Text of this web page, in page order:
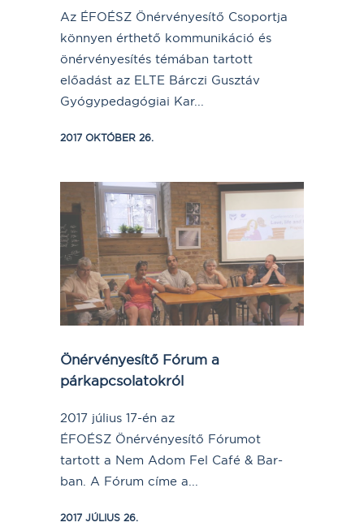
Az ÉFOÉSZ Önérvényesítő Csoportja
könnyen érthető kommunikáció és
önérvényesítés témában tartott
előadást az ELTE Bárczi Gusztáv
Gyógypedagógiai Kar...
2017 OKTÓBER 26.
Önérvényesítő Fórum a
párkapcsolatokról
2017 július 17-én az
ÉFOÉSZ Önérvényesítő Fórumot
tartott a Nem Adom Fel Café & Bar-
ban. A Fórum címe a...
2017 JÚLIUS 26.